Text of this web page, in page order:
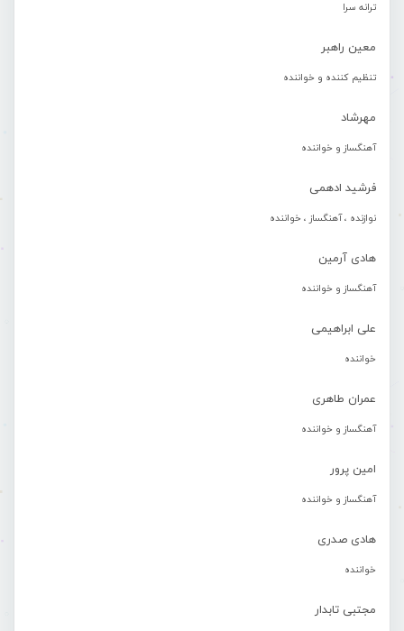
ترانه سرا
معین راهبر
تنظیم کننده و خواننده
مهرشاد
آهنگساز و خواننده
فرشید ادهمی
نوازنده ، آهنگساز ، خواننده
هادی آرمین
آهنگساز و خواننده
علی ابراهیمی
خواننده
عمران طاهری
آهنگساز و خواننده
امین پرور
آهنگساز و خواننده
هادی صدری
خواننده
مجتبی تابدار